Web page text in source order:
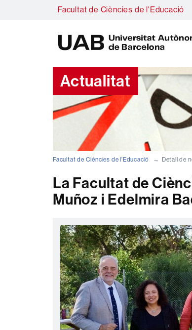
Facultat de Ciències de l'Educació
Actualitat
Facultat de Ciències de l'Educació Detall de
La Facultat de
Muñoz i Edelmira